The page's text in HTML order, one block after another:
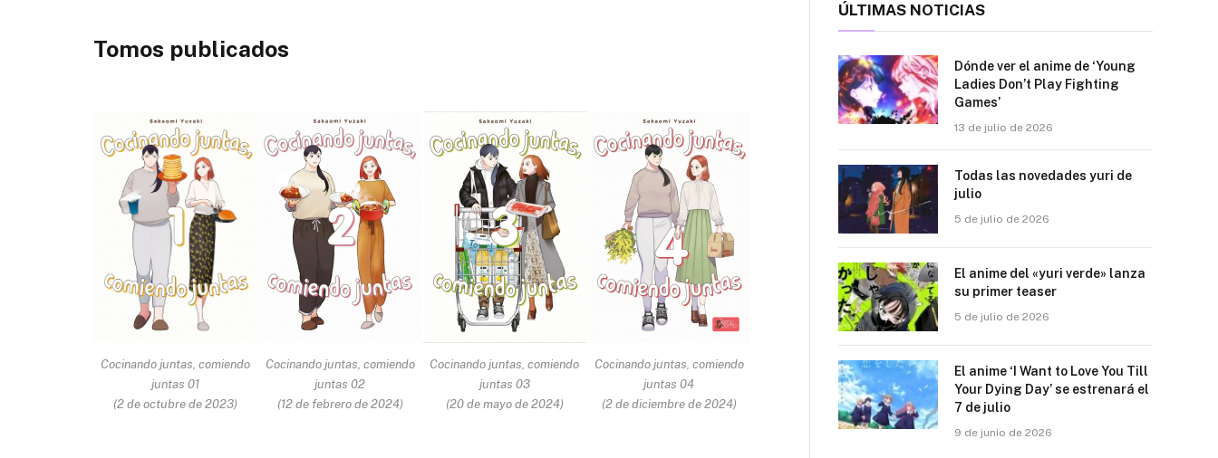
Tomos publicados
Cocinando juntas, comiendo
juntas 01
(2 de octubre de 2023)
Cocinando juntas, comiendo
juntas 02
(12 de febrero de 2024)
Cocinando juntas, comiendo
juntas 03
(20 de mayo de 2024)
Cocinando juntas, comiendo
juntas 04
(2 de diciembre de 2024)
ÚLTIMAS NOTICIAS
Dónde ver el anime de ‘Young
Ladies Don’t Play Fighting
Games’
13 de julio de 2026
Todas las novedades yuri de
julio
5 de julio de 2026
El anime del «yuri verde» lanza
su primer teaser
5 de julio de 2026
El anime ‘I Want to Love You Till
Your Dying Day’ se estrenará el
7 de julio
9 de junio de 2026